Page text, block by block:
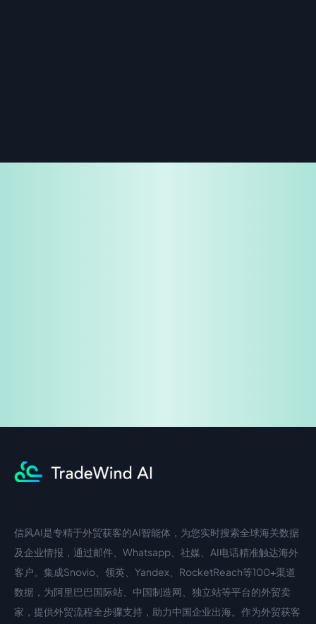
中文入口
信风AI是专精于外贸获客的AI智能体，为您实时搜索全球海关数据
及企业情报，通过邮件、Whatsapp、社媒、AI电话精准触达海外
客户。集成Snovio、领英、Yandex、RocketReach等100+渠道
数据，为阿里巴巴国际站、中国制造网、独立站等平台的外贸卖
家，提供外贸流程全步骤支持，助力中国企业出海。作为外贸获客